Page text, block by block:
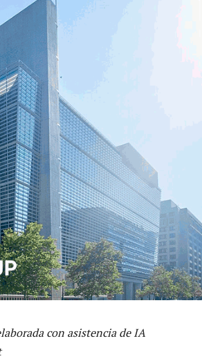
con asistencia de IA